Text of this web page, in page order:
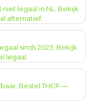
niet legaal in NL. Bekijk
alternatief.
sinds 2023. Bekijk
legaal.
Bestel THCP —